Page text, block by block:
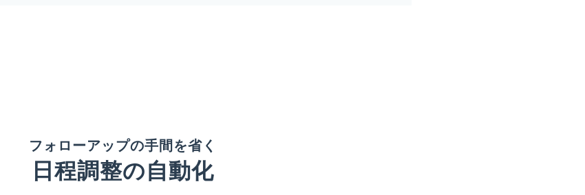
フォローアップの手間を省く
日程調整の自動化